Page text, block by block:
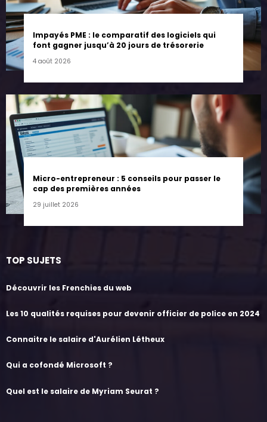
Impayés PME : le comparatif des logiciels qui
font gagner jusqu’à 20 jours de trésorerie
4 août 2026
Micro-entrepreneur : 5 conseils pour passer le
cap des premières années
29 juillet 2026
TOP SUJETS
Découvrir les Frenchies du web
Les 10 qualités requises pour devenir officier de police en 2024
Connaitre le salaire d'Aurélien Létheux
Qui a cofondé Microsoft ?
Quel est le salaire de Myriam Seurat ?